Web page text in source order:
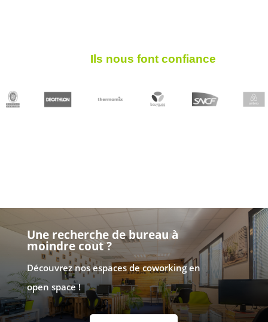
Ils nous font confiance
Une recherche de bureau à
moindre cout ?
Découvrez nos espaces de coworking en
open space !